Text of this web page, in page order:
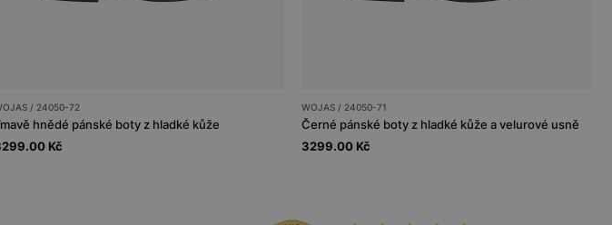
/ 24050-72
hnědé pánské boty z hladké kůže
Kč
WOJAS / 24050-71
Černé pánské boty z hladké kůže a velurové usně
3299.00 Kč